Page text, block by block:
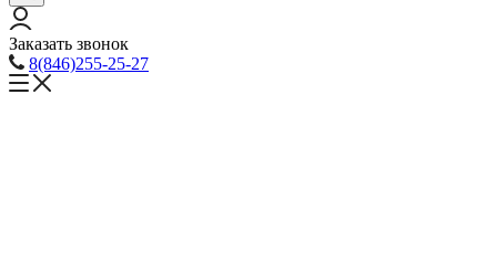
Заказать звонок
8(846)255-25-27